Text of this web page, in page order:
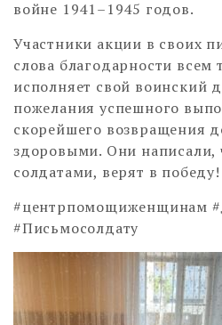
войне 1941–1945 годов.
Участники акции в своих
слова благодарности всем
исполняет свой воинский
пожелания успешного
скорейшего возвращения
здоровыми. Они написали,
солдатами, верят в победу!
#центрпомощиженщинам
#Письмосолдату